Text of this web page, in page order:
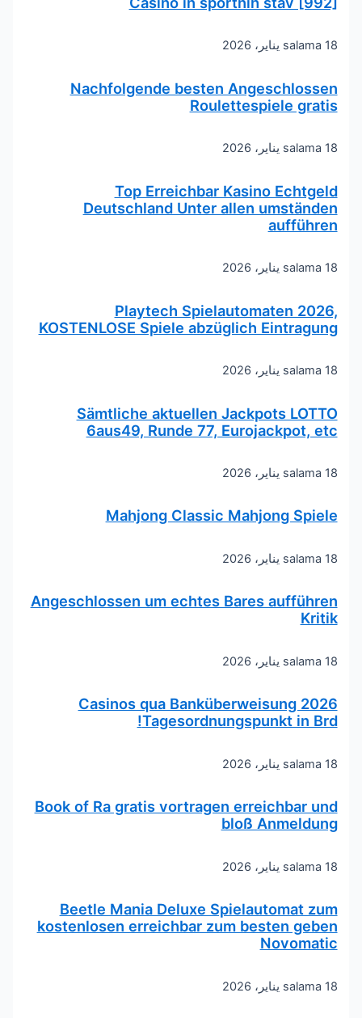
salama 18 يناير، 2026
Nachfolgende besten Angeschlossen
Roulettespiele gratis
salama 18 يناير، 2026
Top Erreichbar Kasino Echtgeld
Deutschland Unter allen umständen
aufführen
salama 18 يناير، 2026
Playtech Spielautomaten 2026,
KOSTENLOSE Spiele abzüglich Eintragung
salama 18 يناير، 2026
Sämtliche aktuellen Jackpots LOTTO
6aus49, Runde 77, Eurojackpot, etc
salama 18 يناير، 2026
Mahjong Classic Mahjong Spiele
salama 18 يناير، 2026
Angeschlossen um echtes Bares aufführen
Kritik
salama 18 يناير، 2026
Casinos qua Banküberweisung 2026
Tagesordnungspunkt in Brd!
salama 18 يناير، 2026
Book of Ra gratis vortragen erreichbar und
bloß Anmeldung
salama 18 يناير، 2026
Beetle Mania Deluxe Spielautomat zum
kostenlosen erreichbar zum besten geben
Novomatic
salama 18 يناير، 2026